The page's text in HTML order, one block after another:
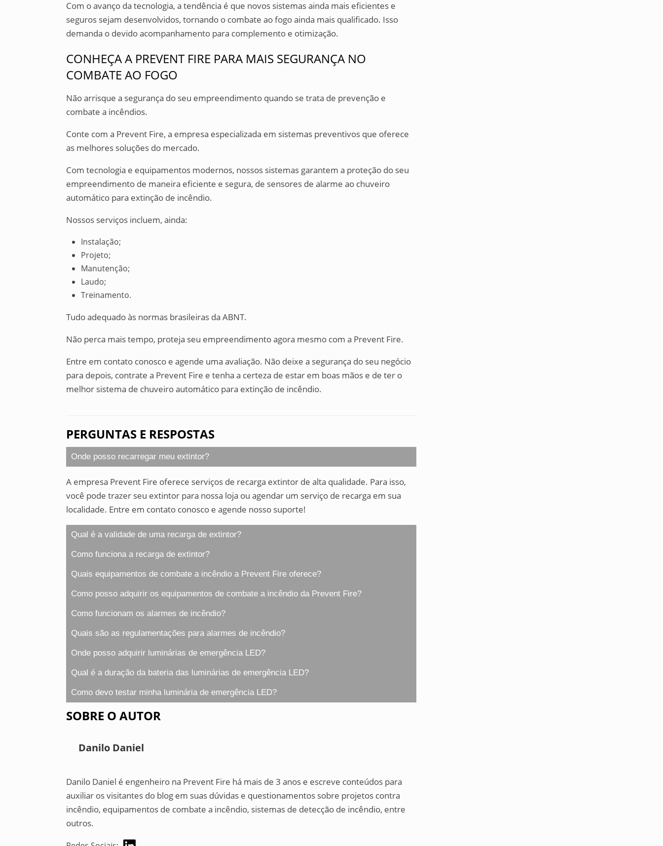
Com o avanço da tecnologia, a tendência é que novos sistemas ainda mais eficientes e
seguros sejam desenvolvidos, tornando o combate ao fogo ainda mais qualificado. Isso
demanda o devido acompanhamento para complemento e otimização.
CONHEÇA A PREVENT FIRE PARA MAIS SEGURANÇA NO
COMBATE AO FOGO
Não arrisque a segurança do seu empreendimento quando se trata de prevenção e
combate a incêndios.
Conte com a Prevent Fire, a empresa especializada em sistemas preventivos que oferece
as melhores soluções do mercado.
Com tecnologia e equipamentos modernos, nossos sistemas garantem a proteção do seu
empreendimento de maneira eficiente e segura, de sensores de alarme ao chuveiro
automático para extinção de incêndio.
Nossos serviços incluem, ainda:
Instalação;
Projeto;
Manutenção;
Laudo;
Treinamento.
Tudo adequado às normas brasileiras da ABNT.
Não perca mais tempo, proteja seu empreendimento agora mesmo com a Prevent Fire.
Entre em contato conosco e agende uma avaliação. Não deixe a segurança do seu negócio
para depois, contrate a Prevent Fire e tenha a certeza de estar em boas mãos e de ter o
melhor sistema de chuveiro automático para extinção de incêndio.
PERGUNTAS E RESPOSTAS
Onde posso recarregar meu extintor?
A empresa Prevent Fire oferece serviços de recarga extintor de alta qualidade. Para isso,
você pode trazer seu extintor para nossa loja ou agendar um serviço de recarga em sua
localidade. Entre em contato conosco e agende nosso suporte!
Qual é a validade de uma recarga de extintor?
Como funciona a recarga de extintor?
Quais equipamentos de combate a incêndio a Prevent Fire oferece?
Como posso adquirir os equipamentos de combate a incêndio da Prevent Fire?
Como funcionam os alarmes de incêndio?
Quais são as regulamentações para alarmes de incêndio?
Onde posso adquirir luminárias de emergência LED?
Qual é a duração da bateria das luminárias de emergência LED?
Como devo testar minha luminária de emergência LED?
SOBRE O AUTOR
Danilo Daniel
Danilo Daniel é engenheiro na Prevent Fire há mais de 3 anos e escreve conteúdos para
auxiliar os visitantes do blog em suas dúvidas e questionamentos sobre projetos contra
incêndio, equipamentos de combate a incêndio, sistemas de detecção de incêndio, entre
outros.